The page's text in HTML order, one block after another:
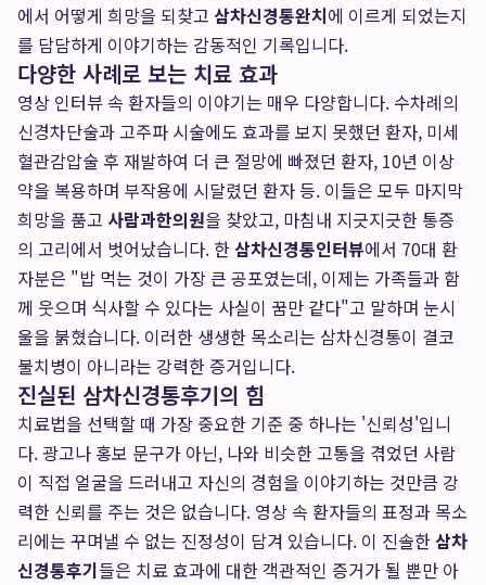
에서 어떻게 희망을 되찾고 삼차신경통완치에 이르게 되었는지
를 담담하게 이야기하는 감동적인 기록입니다.
다양한 사례로 보는 치료 효과
영상 인터뷰 속 환자들의 이야기는 매우 다양합니다. 수차례의
신경차단술과 고주파 시술에도 효과를 보지 못했던 환자, 미세
혈관감압술 후 재발하여 더 큰 절망에 빠졌던 환자, 10년 이상
약을 복용하며 부작용에 시달렸던 환자 등. 이들은 모두 마지막
희망을 품고 사람과한의원을 찾았고, 마침내 지긋지긋한 통증
의 고리에서 벗어났습니다. 한 삼차신경통인터뷰에서 70대 환
자분은 "밥 먹는 것이 가장 큰 공포였는데, 이제는 가족들과 함
께 웃으며 식사할 수 있다는 사실이 꿈만 같다"고 말하며 눈시
울을 붉혔습니다. 이러한 생생한 목소리는 삼차신경통이 결코
불치병이 아니라는 강력한 증거입니다.
진실된 삼차신경통후기의 힘
치료법을 선택할 때 가장 중요한 기준 중 하나는 '신뢰성'입니
다. 광고나 홍보 문구가 아닌, 나와 비슷한 고통을 겪었던 사람
이 직접 얼굴을 드러내고 자신의 경험을 이야기하는 것만큼 강
력한 신뢰를 주는 것은 없습니다. 영상 속 환자들의 표정과 목소
리에는 꾸며낼 수 없는 진정성이 담겨 있습니다. 이 진솔한 삼차
신경통후기들은 치료 효과에 대한 객관적인 증거가 될 뿐만 아